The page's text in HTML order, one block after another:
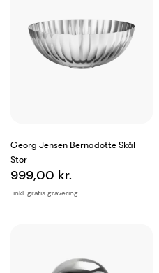
Georg Jensen Bernadotte Skål
Stor
inkl. gratis gravering
999,00 kr.